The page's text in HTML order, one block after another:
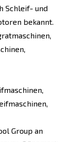
Schleif- und
bekannt.
Group an